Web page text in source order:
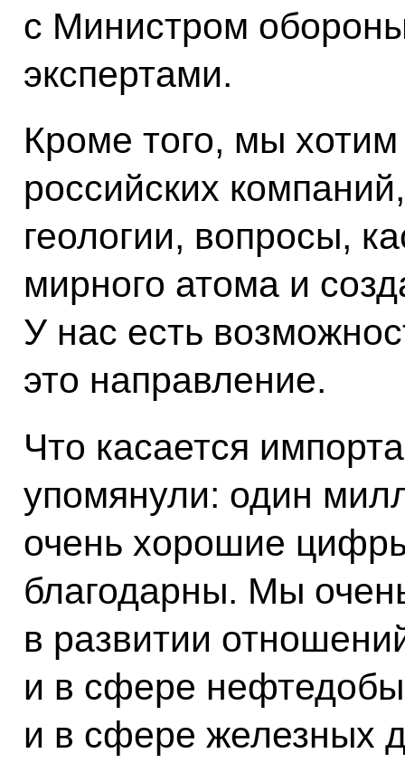
с Министром
экспертами.
Кроме того, мы
российских
геологии, вопросы,
мирного атома и
У нас есть
это направление.
Что касается
упомянули: один
очень хорошие
благодарны. Мы
в развитии
и в сфере
и в сфере железных